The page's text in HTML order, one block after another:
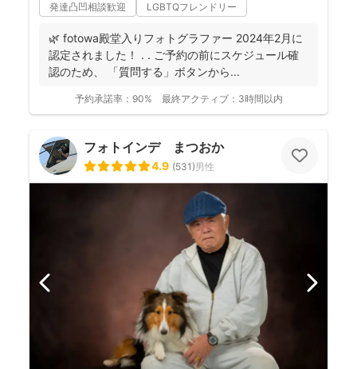
発達凸凹相談歓迎 LGBTQフレンドリー
🌿 fotowa殿堂入りフォトグラファー 2024年2月に
認定されました！ . . ご予約の前にスケジュール確
認のため、 「質問する」ボタンから...
予約承諾率： 90% 最終アクティブ： 3時間以内
フォトインデ まつおか
4.9 (531)男性